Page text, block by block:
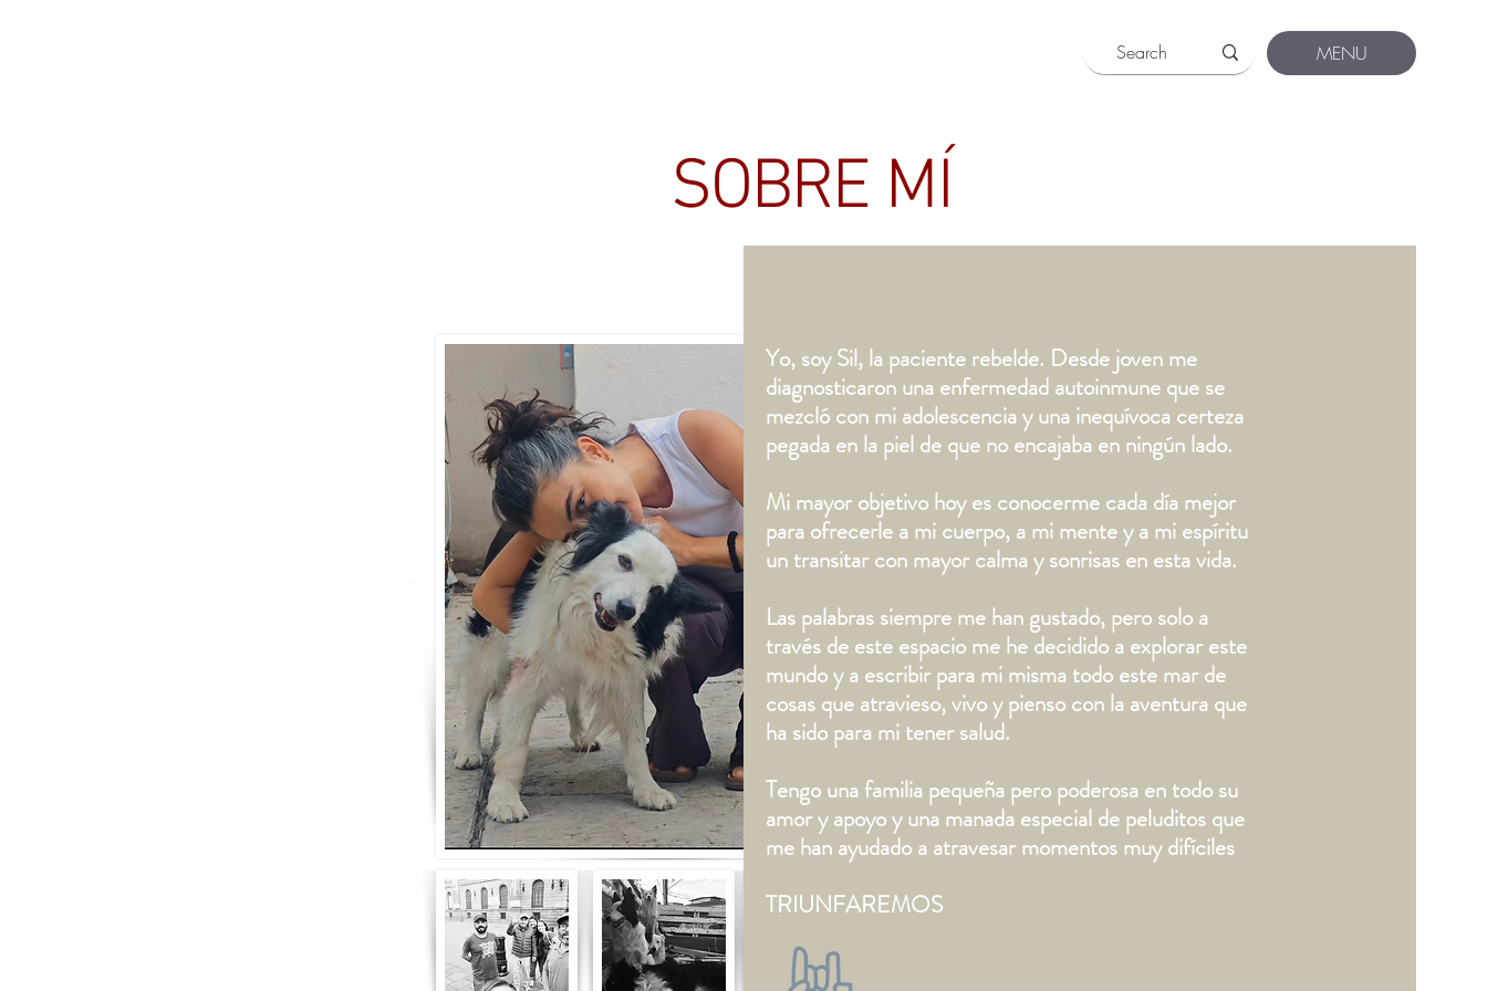
MENU
SOBRE MÍ
Yo, soy Sil, la paciente rebelde. Desde joven me
diagnosticaron una enfermedad autoinmune que se
mezcló con mi adolescencia y una inequívoca certeza
pegada en la piel de que no encajaba en ningún lado.
Mi mayor objetivo hoy es conocerme cada día mejor
para ofrecerle a mi cuerpo, a mi mente y a mi espíritu
un transitar con mayor calma y sonrisas en esta vida.
Las palabras siempre me han gustado, pero solo a
través de este espacio me he decidido a explorar este
mundo y a escribir para mi misma todo este mar de
cosas que atravieso, vivo y pienso con la aventura que
ha sido para mi tener salud.
Tengo una familia pequeña pero poderosa en todo su
amor y apoyo y una manada especial de peluditos que
me han ayudado a atravesar momentos muy difíciles
TRIUNFAREMOS